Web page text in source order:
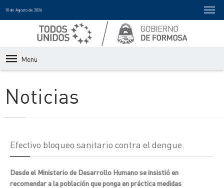
10 de Agosto de 2026
Menu
Noticias
Efectivo bloqueo sanitario contra el dengue.
Desde el Ministerio de Desarrollo Humano se insistió en
recomendar a la población que ponga en práctica medidas